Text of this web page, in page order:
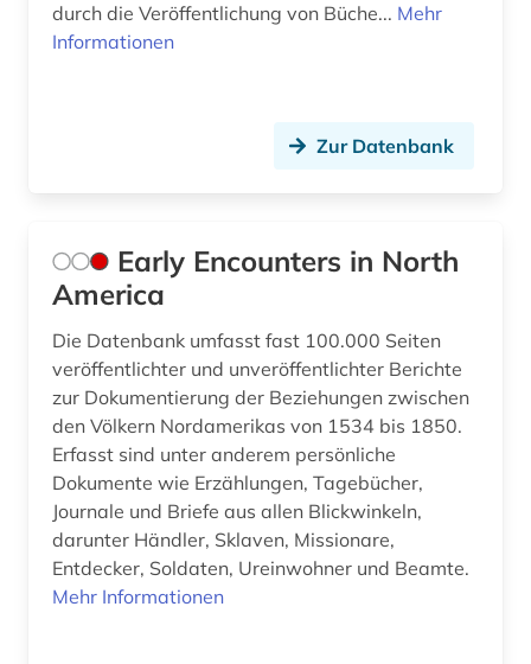
durch die Veröffentlichung von Büche... Mehr
Informationen
Zur Datenbank
Early Encounters in North
America
Die Datenbank umfasst fast 100.000 Seiten
veröffentlichter und unveröffentlichter Berichte
zur Dokumentierung der Beziehungen zwischen
den Völkern Nordamerikas von 1534 bis 1850.
Erfasst sind unter anderem persönliche
Dokumente wie Erzählungen, Tagebücher,
Journale und Briefe aus allen Blickwinkeln,
darunter Händler, Sklaven, Missionare,
Entdecker, Soldaten, Ureinwohner und Beamte.
Mehr Informationen